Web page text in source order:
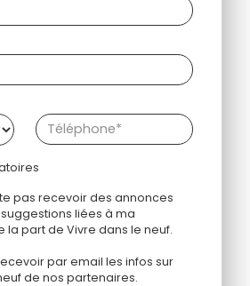
pas recevoir des annonces
liées à ma
la part de Vivre dans le neuf.
par email les infos sur
de nos partenaires.